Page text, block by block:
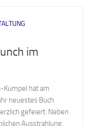
im
Kümpel hat am
neuestes Buch
gefeiert. Neben
Ausstrahlung,